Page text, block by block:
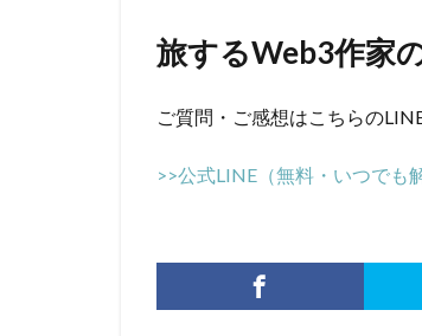
旅するWeb3作家
ご質問・ご感想はこちらの
>>公式LINE（無料・いつでも